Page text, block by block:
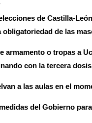
de Castilla-
de las
armamento o tropas a
con la tercera
a las aulas en el
del Gobierno